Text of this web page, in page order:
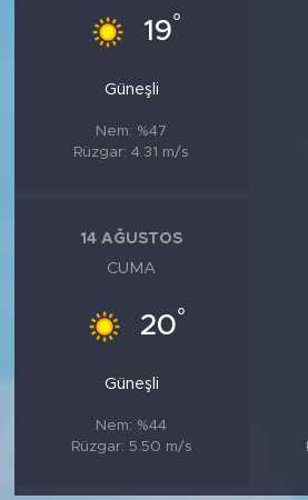
19°
Güneşli
Nem: %47
Rüzgar: 4.31 m/s
14 AĞUSTOS
CUMA
20°
Güneşli
Nem: %44
Rüzgar: 5.50 m/s